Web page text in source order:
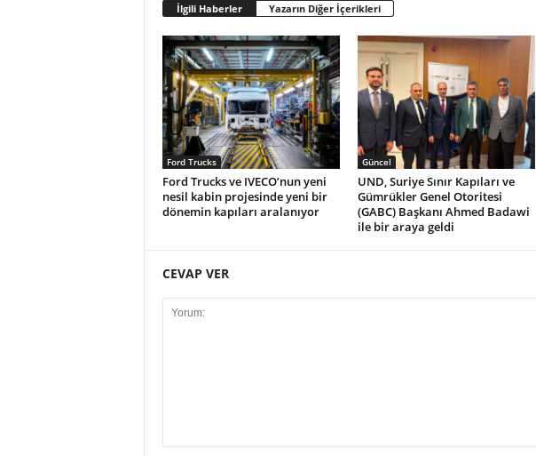
İlgili Haberler Yazarın Diğer İçerikleri
Ford Trucks
Ford Trucks ve IVECO’nun yeni
nesil kabin projesinde yeni bir
dönemin kapıları aralanıyor
Güncel
UND, Suriye Sınır Kapıları ve
Gümrükler Genel Otoritesi
(GABC) Başkanı Ahmed Badawi
ile bir araya geldi
CEVAP VER